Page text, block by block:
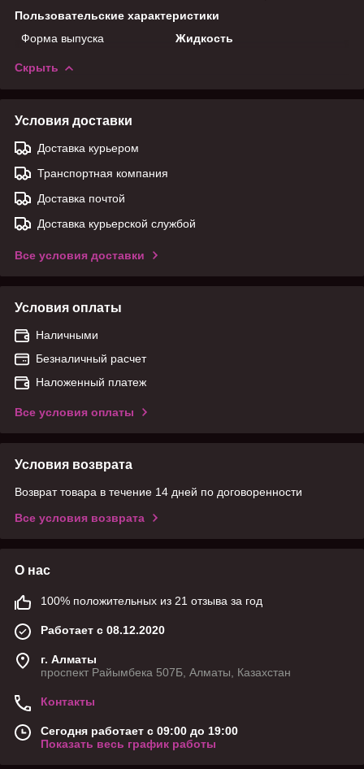
Пользовательские характеристики
Форма выпуска
Жидкость
Скрыть
Условия доставки
Доставка курьером
Транспортная компания
Доставка почтой
Доставка курьерской службой
Все условия доставки
Условия оплаты
Наличными
Безналичный расчет
Наложенный платеж
Все условия оплаты
Условия возврата
Возврат товара в течение 14 дней по договоренности
Все условия возврата
О нас
100% положительных из 21 отзыва за год
Работает с 08.12.2020
г. Алматы
проспект Райымбека 507Б, Алматы, Казахстан
Контакты
Сегодня работает с 09:00 до 19:00
Показать весь график работы